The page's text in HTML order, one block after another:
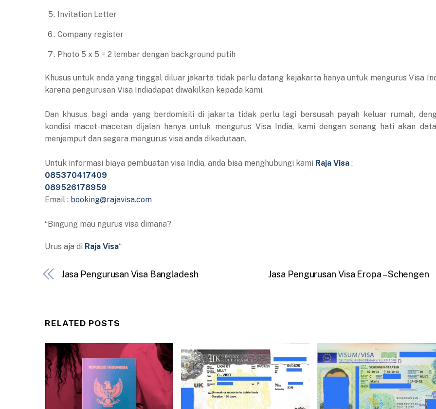
Invitation Letter
Company register
Photo 5 x 5 = 2 lembar dengan background putih
Khusus untuk anda yang tinggal diluar jakarta tidak perlu datang kejakarta hanya untuk mengurus Visa
karena pengurusan Visa Indiadapat diwakilkan kepada kami.
Dan khusus bagi anda yang berdomisili di jakarta tidak perlu lagi bersusah payah keluar rumah,
kondisi macet-macetan dijalan hanya untuk mengurus Visa India, kami dengan senang hati akan
menjemput dan segera mengurus visa anda dikedutaan.
Untuk informasi biaya pembuatan visa India, anda bisa menghubungi kami Raja Visa :
085370417409
089526178959
Email : booking@rajavisa.com
“Bingung mau ngurus visa dimana?
Urus aja di Raja Visa“
Jasa Pengurusan Visa Bangladesh Jasa Pengurusan Visa Eropa – Schengen
RELATED POSTS